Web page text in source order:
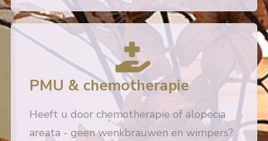
PMU & chemotherapie
Heeft u door chemotherapie of alopecia
areata - geen wenkbrauwen en wimpers?